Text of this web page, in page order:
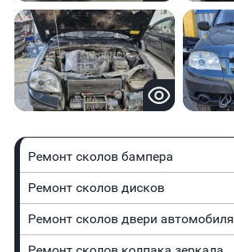
Ремонт сколов бампера
Ремонт сколов дисков
Ремонт сколов двери автомобиля